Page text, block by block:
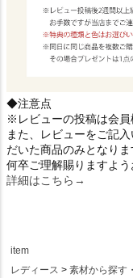
◆注意点
※レビューの投稿は会員
また、レビューをご記
だいた商品のみとなりま
何卒ご理解賜りますよ
詳細はこちら→
item
レディース
素材から探す